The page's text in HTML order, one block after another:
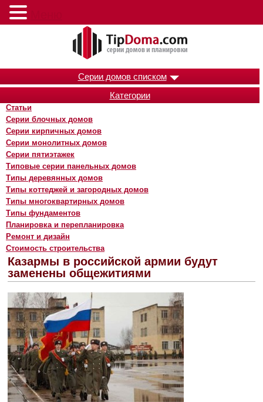
Серии домов списком
Категории
Статьи
Серии блочных домов
Серии кирпичных домов
Серии монолитных домов
Серии пятиэтажек
Типовые серии панельных домов
Типы деревянных домов
Типы коттеджей и загородных домов
Типы многоквартирных домов
Типы фундаментов
Планировка и перепланировка
Ремонт и дизайн
Стоимость строительства
Казармы в российской армии будут
заменены общежитиями